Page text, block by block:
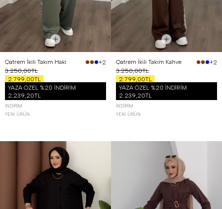
Qatrem İkili Takım Haki
+2
3.250,00TL
2.799,00TL
YAZA ÖZEL %20 İNDİRİM
2.239,20TL
İNDIRIM
YENI ÜRÜN
Qatrem İkili Takım Kahve
+2
3.250,00TL
2.799,00TL
YAZA ÖZEL %20 İNDİRİM
2.239,20TL
İNDIRIM
YENI ÜRÜN